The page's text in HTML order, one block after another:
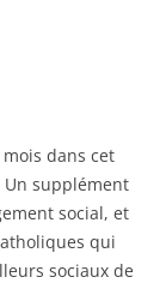
dans cet
supplément
social, et
qui
sociaux de